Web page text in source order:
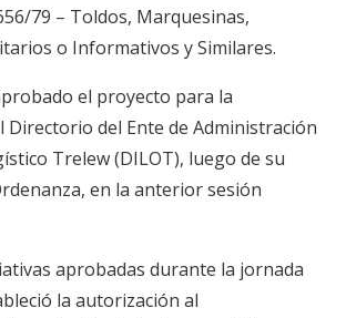
79 – Toldos, Marquesinas,
o Informativos y Similares.
el proyecto para la
Directorio del Ente de Administración
Trelew (DILOT), luego de su
en la anterior sesión
aprobadas durante la jornada
la autorización al